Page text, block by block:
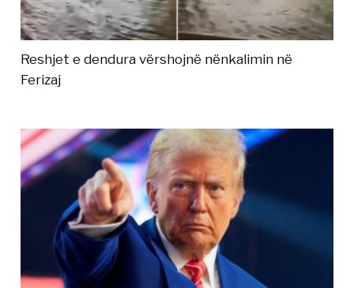
Reshjet e dendura vërshojnë nënkalimin në
Ferizaj